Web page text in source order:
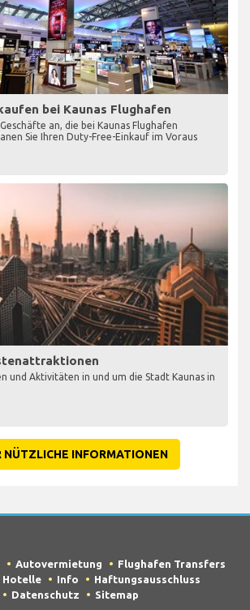
bei Kaunas Flughafen
an, die bei Kaunas Flughafen
Sie Ihren Duty-Free-Einkauf im Voraus
und Aktivitäten in und um die Stadt Kaunas in
NÜTZLICHE INFORMATIONEN
Autovermietung
Flughafen Transfers
Hotelle Info
Haftungsausschluss
Datenschutz
Sitemap